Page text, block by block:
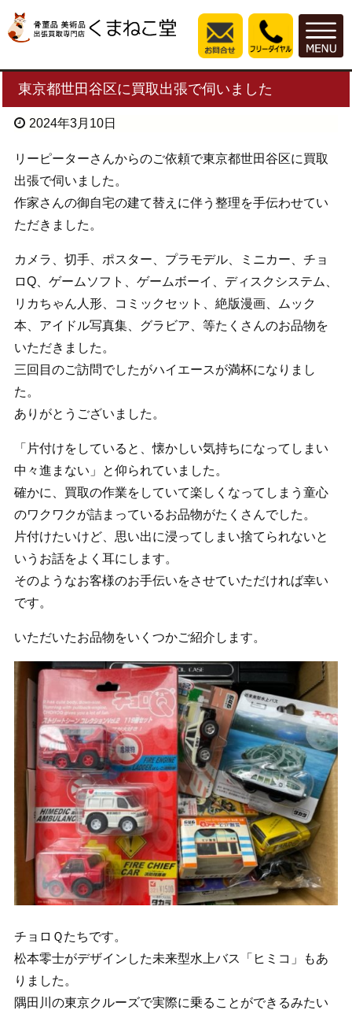
東京都世田谷区に買取出張で伺いました
2024年3月10日
リーピーターさんからのご依頼で東京都世田谷区に買取
出張で伺いました。
作家さんの御自宅の建て替えに伴う整理を手伝わせてい
ただきました。
カメラ、切手、ポスター、プラモデル、ミニカー、チョ
ロQ、ゲームソフト、ゲームボーイ、ディスクシステム、
リカちゃん人形、コミックセット、絶版漫画、ムック
本、アイドル写真集、グラビア、等たくさんのお品物を
いただきました。
三回目のご訪問でしたがハイエースが満杯になりまし
た。
ありがとうございました。
「片付けをしていると、懐かしい気持ちになってしまい
中々進まない」と仰られていました。
確かに、買取の作業をしていて楽しくなってしまう童心
のワクワクが詰まっているお品物がたくさんでした。
片付けたいけど、思い出に浸ってしまい捨てられないと
いうお話をよく耳にします。
そのようなお客様のお手伝いをさせていただければ幸い
です。
いただいたお品物をいくつかご紹介します。
チョロＱたちです。
松本零士がデザインした未来型水上バス「ヒミコ」もあ
りました。
隅田川の東京クルーズで実際に乗ることができるみたい